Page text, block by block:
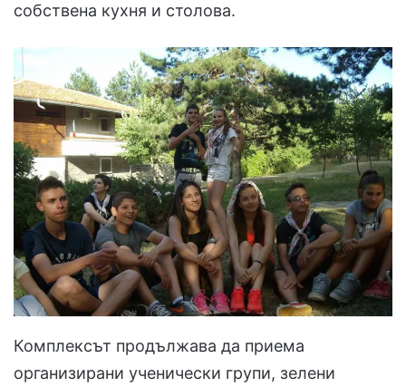
собствена кухня и столова.
Комплексът продължава да приема
организирани ученически групи, зелени